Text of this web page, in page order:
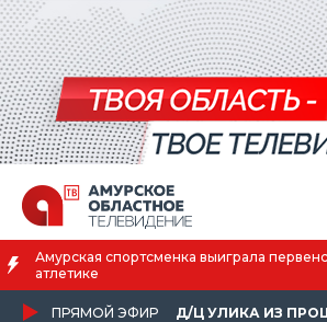
Благовещенск вошёл в число городов
жизни
ПРЯМОЙ ЭФИР Д/Ц УЛИКА ИЗ